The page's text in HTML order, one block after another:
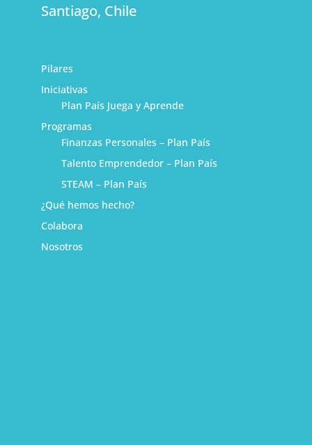
Santiago, Chile
Pilares
Iniciativas
Plan País Juega y Aprende
Programas
Finanzas Personales – Plan País
Talento Emprendedor – Plan País
STEAM – Plan País
¿Qué hemos hecho?
Colabora
Nosotros